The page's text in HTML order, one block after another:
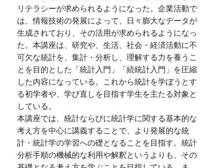
リテラシーが求められるようになった。企業活動で
は、情報技術の発展によって、日々膨大なデータが
生成されており、その活用が求められるようになっ
た。本講座は、研究や、生活、社会・経済活動に不
可欠な統計を、集計・分析し、理解する力を養うこ
とを目的とした「統計入門」「続統計入門」を圧縮
した内容になっている。これから統計を学ぼうとす
る初学者や、学び直しを目指す学生を主たる対象と
している。
本講座では、統計ならびに統計学に関する基本的な
考え方を中心に講義することで、より発展的な統
計・統計学の学習への礎となることを目指す。統計
分析手順の機械的な利用や解釈というよりも、その